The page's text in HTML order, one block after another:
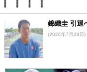
錦織圭 引退
(2026年7月28日)